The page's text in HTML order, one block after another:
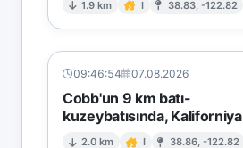
1.9 km I 38.83, -122.82
09:46:54 07.08.2026
Cobb'un 9 km batı-
kuzeybatısında, Kaliforniya
2.0 km I 38.86, -122.82